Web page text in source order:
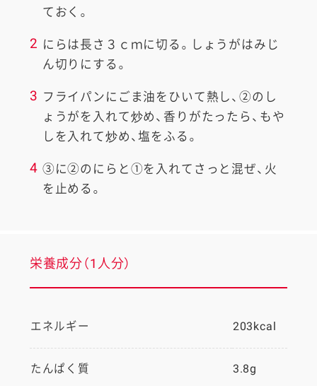
ておく。
2 にらは長さ３ｃｍに切る。しょうがはみじ
ん切りにする。
3 フライパンにごま油をひいて熱し、②のし
ょうがを入れて炒め、香りがたったら、もや
しを入れて炒め、塩をふる。
4 ③に②のにらと①を入れてさっと混ぜ、火
を止める。
栄養成分（1人分）
エネルギー 203kcal
たんぱく質 3.8g